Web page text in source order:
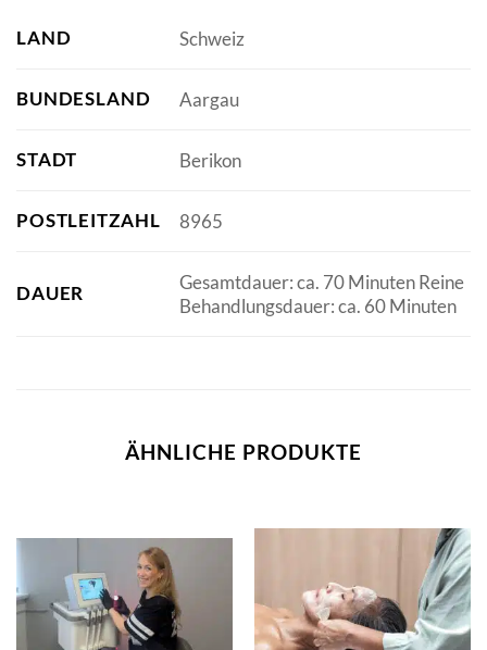
LAND Schweiz
BUNDESLAND Aargau
STADT Berikon
POSTLEITZAHL 8965
DAUER
Gesamtdauer: ca. 70 Minuten Reine
Behandlungsdauer: ca. 60 Minuten
ÄHNLICHE PRODUKTE